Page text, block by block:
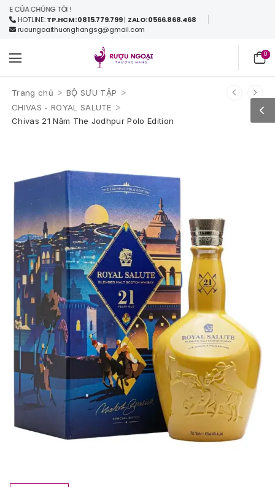
CHÚNG TÔI !
HOTLINE:TP.HCM: 0815.779.799| ZALO: 0566.868.468
ruoungoaithuonghangsg@gmail.com
0
Trang chủ > BỘ SƯU TẬP >
CHIVAS - ROYAL SALUTE >
Chivas 21 Năm The Jodhpur Polo Edition